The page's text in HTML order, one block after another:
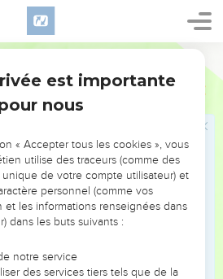
25
commerce
sachet deux sortes de pierres [à
ta maison deux sortes d'Epha,
[à peser] exactes et justes ; tu
et juste, afin que tes jours soient
l'Eternel ton Dieu te donne.
choses-là, quiconque mit une
à l'Eternel ton Dieu.
héréditaires
est importante
nous
« Accepter tous les cookies », vous
utilise des traceurs (comme des
de votre compte utilisateur) et
personnel (comme vos
les informations renseignées dans
dans les buts suivants :
notre service
des services tiers tels que de la